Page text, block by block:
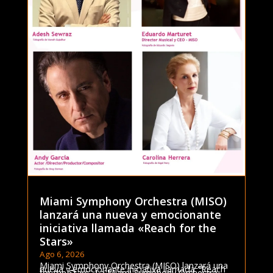
Miami Symphony Orchestra (MISO)
lanzará una nueva y emocionante
iniciativa llamada «Reach for the
Stars»
Ago 6, 2026
Miami Symphony Orchestra (MISO) lanzará una
nueva y emocionante iniciativa llamada "Reach